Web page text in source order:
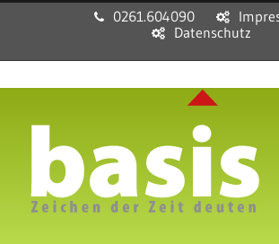
0261.604090
Datenschutz